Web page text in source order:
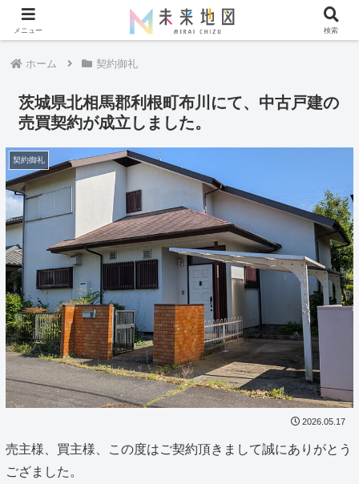
ホーム 契約御礼
茨城県北相馬郡利根町布川にて、中古戸建の
売買契約が成立しました。
契約御礼
2026.05.17
売主様、買主様、この度はご契約頂きまして誠にありがとう
ござました。
メニュー 検索